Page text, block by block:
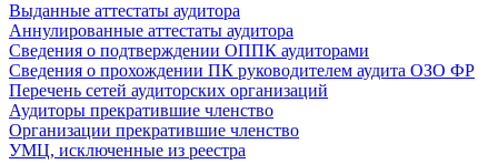
Выданные аттестаты аудитора
Аннулированные аттестаты аудитора
Сведения о подтверждении ОППК аудиторами
Сведения о прохождении ПК руководителем аудита ОЗО ФР
Перечень сетей аудиторских организаций
Аудиторы прекратившие членство
Организации прекратившие членство
УМЦ, исключенные из реестра